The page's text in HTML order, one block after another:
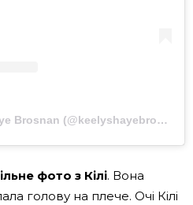
Публікація від Keely Shaye Brosnan (@keelyshayebrosnan)
фото з Кілі. Вона
голову на плече. Очі Кілі